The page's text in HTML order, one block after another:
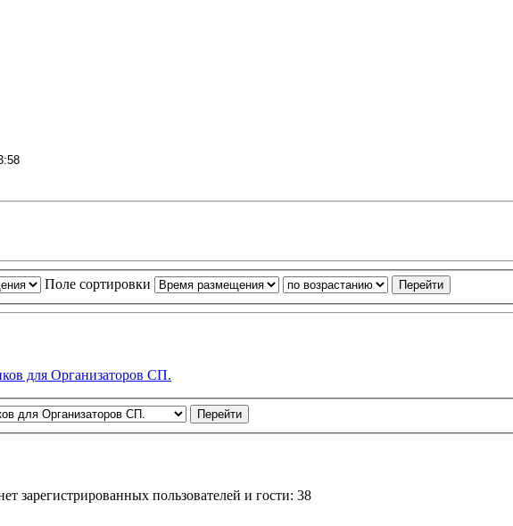
Поле сортировки
для Организаторов СП.
зарегистрированных пользователей и гости: 38